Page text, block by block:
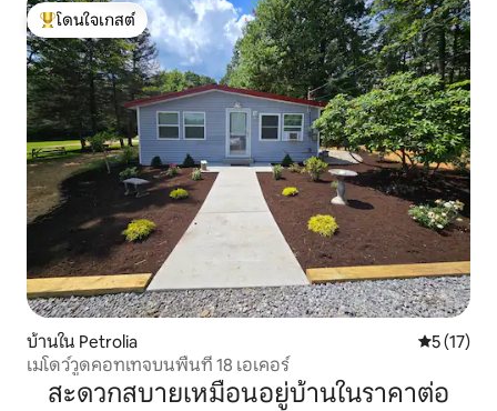
โดนใจเกสต์ที่สุด
โดนใจเกสต์
บ้านใน Petrolia คะแนนเฉลี่
5 (17)
เมโดว์วูดคอทเทจบนพื้นที่ 18 เอเคอร์
สะดวกสบายเหมือนอยู่บ้านในราคาต่อ